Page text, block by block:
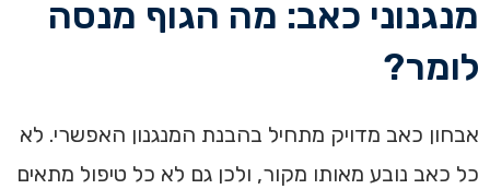
מנגנוני כאב: מה הגוף מנסה
לומר?
אבחון כאב מדויק מתחיל בהבנת המנגנון האפשרי. לא
כל כאב נובע מאותו מקור, ולכן גם לא כל טיפול מתאים